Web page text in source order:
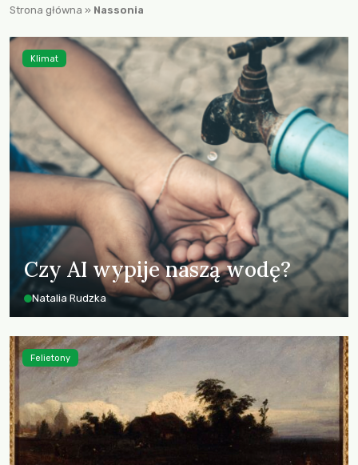
Strona główna » Nassonia
Czy AI wypije naszą wodę?
Natalia Rudzka
Klimat
Felietony